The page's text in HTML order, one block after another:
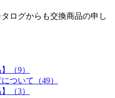
ログからも交換商品の申し
（9）
ついて（49）
（3）